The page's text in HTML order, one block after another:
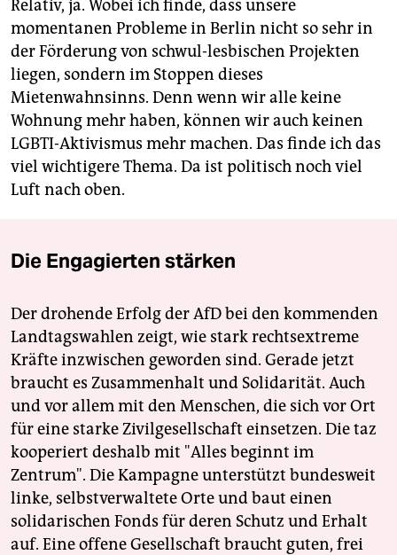
Relativ, ja. Wobei ich finde, dass unsere
momentanen Probleme in Berlin nicht so sehr in
der Förderung von schwul-lesbischen Projekten
liegen, sondern im Stoppen dieses
Mietenwahnsinns. Denn wenn wir alle keine
Wohnung mehr haben, können wir auch keinen
LGBTI-Aktivismus mehr machen. Das finde ich das
viel wichtigere Thema. Da ist politisch noch viel
Luft nach oben.
Die Engagierten stärken
Der drohende Erfolg der AfD bei den kommenden
Landtagswahlen zeigt, wie stark rechtsextreme
Kräfte inzwischen geworden sind. Gerade jetzt
braucht es Zusammenhalt und Solidarität. Auch
und vor allem mit den Menschen, die sich vor Ort
für eine starke Zivilgesellschaft einsetzen. Die taz
kooperiert deshalb mit "Alles beginnt im
Zentrum". Die Kampagne unterstützt bundesweit
linke, selbstverwaltete Orte und baut einen
solidarischen Fonds für deren Schutz und Erhalt
auf. Eine offene Gesellschaft braucht guten, frei